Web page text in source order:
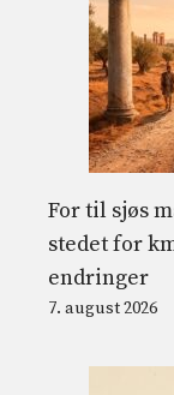
For til sjøs
stedet for
endringer
7. august 2026